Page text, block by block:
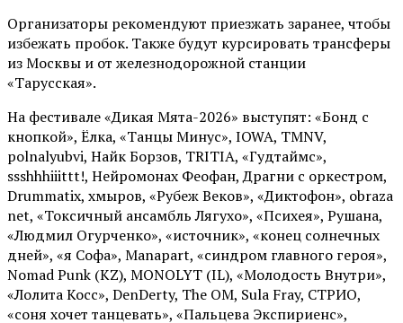
Организаторы рекомендуют приезжать заранее, чтобы
избежать пробок. Также будут курсировать трансферы
из Москвы и от железнодорожной станции
«Тарусская».
На фестивале «Дикая Мята-2026» выступят: «Бонд с
кнопкой», Ёлка, «Танцы Минус», IOWA, TMNV,
polnalyubvi, Найк Борзов, TRITIA, «Гудтаймс»,
ssshhhiiittt!, Нейромонах Феофан, Драгни с оркестром,
Drummatix, хмыров, «Рубеж Веков», «Диктофон», obraza
net, «Токсичный ансамбль Лягухо», «Психея», Рушана,
«Людмил Огурченко», «источник», «конец солнечных
дней», «я Софа», Manapart, «синдром главного героя»,
Nomad Punk (KZ), MONOLYT (IL), «Молодость Внутри»,
«Лолита Косс», DenDerty, The OM, Sula Fray, СТРИО,
«соня хочет танцевать», «Пальцева Экспириенс»,